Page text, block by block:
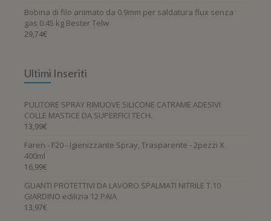
Bobina di filo animato da 0.9mm per saldatura flux senza
gas 0.45 kg Bester Telw
29,74€
Ultimi Inseriti
PULITORE SPRAY RIMUOVE SILICONE CATRAME ADESIVI
COLLE MASTICE DA SUPERFICI TECH.
13,99€
Faren - F20 - Igienizzante Spray, Trasparente - 2pezzi X
400ml
16,99€
GUANTI PROTETTIVI DA LAVORO SPALMATI NITRILE T.10
GIARDINO edilizia 12 PAIA
13,97€